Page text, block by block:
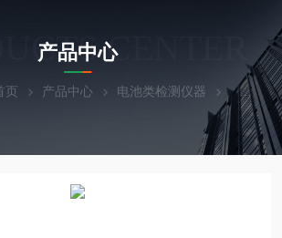
CENTER
产品中心
页 产品中心 电池类检测仪器 针刺挤